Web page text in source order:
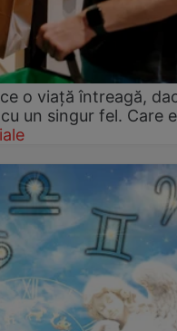
o viață întreagă,
un singur fel. Care e